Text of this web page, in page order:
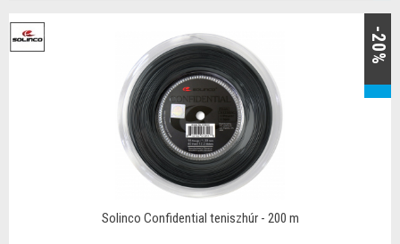
-20%
Solinco Confidential teniszhúr - 200 m